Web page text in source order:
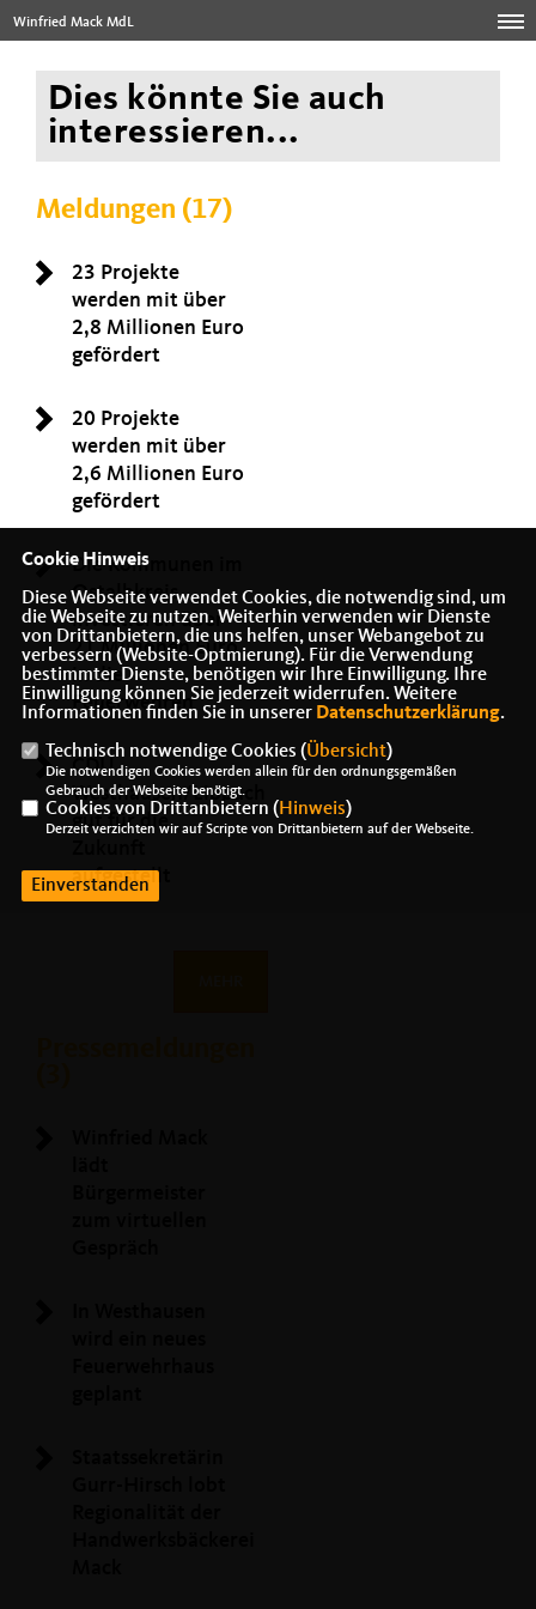
Winfried Mack MdL
Dies könnte Sie auch
interessieren...
Meldungen (17)
23 Projekte
werden mit über
2,8 Millionen Euro
gefördert
20 Projekte
werden mit über
2,6 Millionen Euro
gefördert
Die Kommunen im
Ostalbkreis
investieren über
21 Millionen Euro
in die
Feuerwehren
CDU
Westhausen/Lippach
gut für die
aufgestellt
Cookie Hinweis
Diese Webseite verwendet Cookies, die notwendig sind, um
die Webseite zu nutzen. Weiterhin verwenden wir Dienste
von Drittanbietern, die uns helfen, unser Webangebot zu
verbessern (Website-Optmierung). Für die Verwendung
bestimmter Dienste, benötigen wir Ihre Einwilligung. Ihre
Einwilligung können Sie jederzeit widerrufen. Weitere
Informationen finden Sie in unserer Datenschutzerklärung.
Technisch notwendige Cookies (Übersicht)
Die notwendigen Cookies werden allein für den ordnungsgemäßen
Gebrauch der Webseite benötigt.
Cookies von Drittanbietern ( Hinweis)
Derzeit verzichten wir auf Scripte von Drittanbietern auf der Webseite.
Einverstanden